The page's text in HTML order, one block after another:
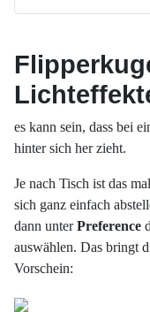
es kann sein, dass bei
hinter sich her zieht.
Je nach Tisch ist das
sich ganz einfach
dann unterPreference
auswählen. Das bringt
Vorschein: